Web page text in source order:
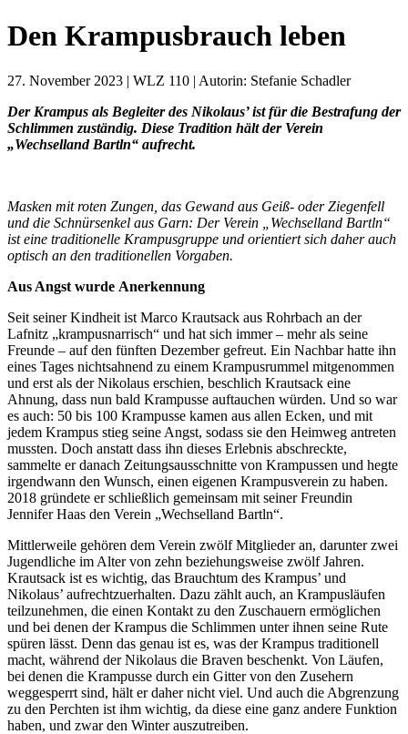
Den Krampusbrauch leben
27. November 2023 | WLZ 110 | Autorin: Stefanie Schadler
Der Krampus als Begleiter des Nikolaus’ ist für die Bestrafung der
Schlimmen zuständig. Diese Tradition hält der Verein
„Wechselland Bartln“ aufrecht.
Masken mit roten Zungen, das Gewand aus Geiß- oder Ziegenfell
und die Schnürsenkel aus Garn: Der Verein „Wechselland Bartln“
ist eine traditionelle Krampusgruppe und orientiert sich daher auch
optisch an den traditionellen Vorgaben.
Aus Angst wurde Anerkennung
Seit seiner Kindheit ist Marco Krautsack aus Rohrbach an der
Lafnitz „krampusnarrisch“ und hat sich immer – mehr als seine
Freunde – auf den fünften Dezember gefreut. Ein Nachbar hatte ihn
eines Tages nichtsahnend zu einem Krampusrummel mitgenommen
und erst als der Nikolaus erschien, beschlich Krautsack eine
Ahnung, dass nun bald Krampusse auftauchen würden. Und so war
es auch: 50 bis 100 Krampusse kamen aus allen Ecken, und mit
jedem Krampus stieg seine Angst, sodass sie den Heimweg antreten
mussten. Doch anstatt dass ihn dieses Erlebnis abschreckte,
sammelte er danach Zeitungsausschnitte von Krampussen und hegte
irgendwann den Wunsch, einen eigenen Krampusverein zu haben.
2018 gründete er schließlich gemeinsam mit seiner Freundin
Jennifer Haas den Verein „Wechselland Bartln“.
Mittlerweile gehören dem Verein zwölf Mitglieder an, darunter zwei
Jugendliche im Alter von zehn beziehungsweise zwölf Jahren.
Krautsack ist es wichtig, das Brauchtum des Krampus’ und
Nikolaus’ aufrechtzuerhalten. Dazu zählt auch, an Krampusläufen
teilzunehmen, die einen Kontakt zu den Zuschauern ermöglichen
und bei denen der Krampus die Schlimmen unter ihnen seine Rute
spüren lässt. Denn das genau ist es, was der Krampus traditionell
macht, während der Nikolaus die Braven beschenkt. Von Läufen,
bei denen die Krampusse durch ein Gitter von den Zusehern
weggesperrt sind, hält er daher nicht viel. Und auch die Abgrenzung
zu den Perchten ist ihm wichtig, da diese eine ganz andere Funktion
haben, und zwar den Winter auszutreiben.